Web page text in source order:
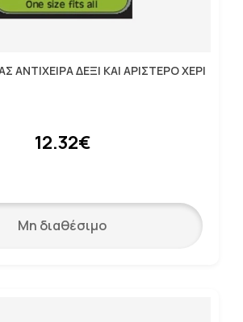
ΑΝΤΙΧΕΙΡΑ ΔΕΞΙ ΚΑΙ ΑΡΙΣΤΕΡΟ ΧΕΡΙ
12.32€
Μη διαθέσιμο